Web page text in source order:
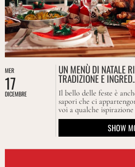
MER
17
DICEMBRE
UN MENÙ DI NATALE
TRADIZIONE E
Il bello delle feste è
sapori che ci
voi a qualche
SHOW